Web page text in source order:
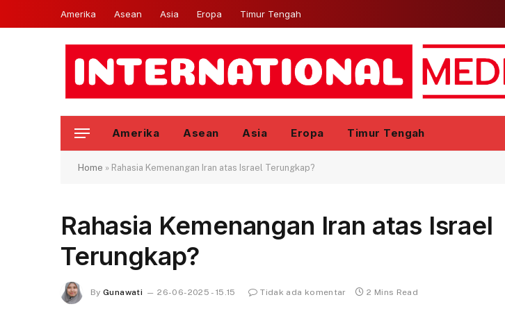
Amerika Asean Asia Eropa Timur Tengah
Amerika Asean Asia Eropa Timur Tengah
Home » Rahasia Kemenangan Iran atas Israel Terungkap?
Rahasia Kemenangan Iran atas Israel
Terungkap?
By Gunawati 26-06-2025 - 15.15 Tidak ada komentar 2 Mins Read